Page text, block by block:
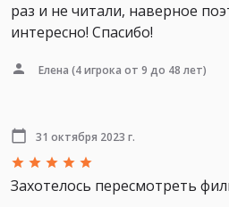
раз и не читали, наверное
интересно! Спасибо!
Елена (4 игрока от 9 до 48 лет)
31 октября 2023 г.
Захотелось пересмотреть